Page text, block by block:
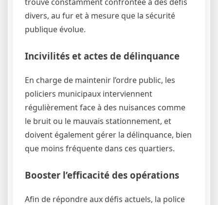
divers, au fur et à mesure que la sécurité
publique évolue.
Incivilités et actes de délinquance
En charge de maintenir l’ordre public, les
policiers municipaux interviennent
régulièrement face à des nuisances comme
le bruit ou le mauvais stationnement, et
doivent également gérer la délinquance, bien
que moins fréquente dans ces quartiers.
Booster l’efficacité des opérations
Afin de répondre aux défis actuels, la police